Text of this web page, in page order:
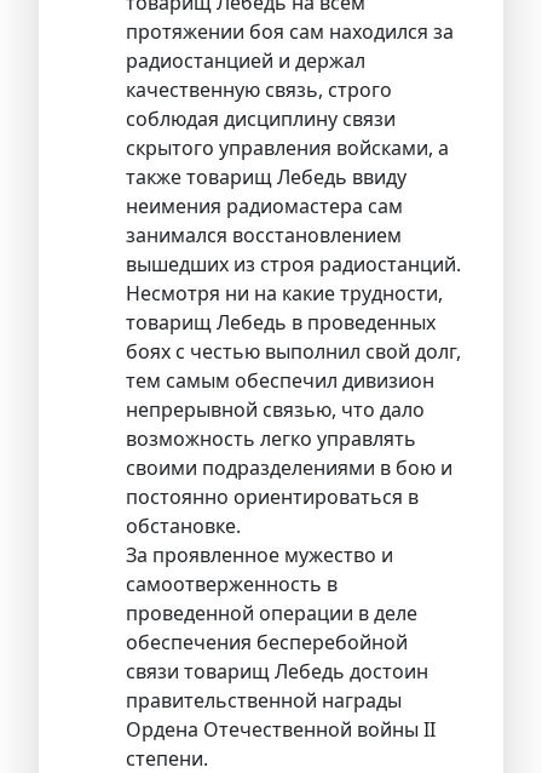
протяжении боя сам находился за
радиостанцией и держал
качественную связь, строго
соблюдая дисциплину связи
скрытого управления войсками, а
также товарищ Лебедь ввиду
неимения радиомастера сам
занимался восстановлением
вышедших из строя радиостанций.
Несмотря ни на какие трудности,
товарищ Лебедь в проведенных
боях с честью выполнил свой долг,
тем самым обеспечил дивизион
непрерывной связью, что дало
возможность легко управлять
своими подразделениями в бою и
постоянно ориентироваться в
обстановке.
За проявленное мужество и
самоотверженность в
проведенной операции в деле
обеспечения бесперебойной
связи товарищ Лебедь достоин
правительственной награды
Ордена Отечественной войны II
степени.